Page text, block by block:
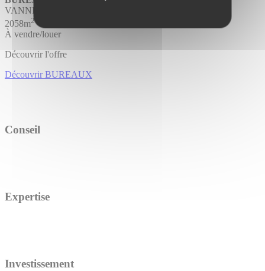
VANNES
2058m2
À vendre/louer
Découvrir l'offre
Découvrir BUREAUX
Conseil
Expertise
Investissement